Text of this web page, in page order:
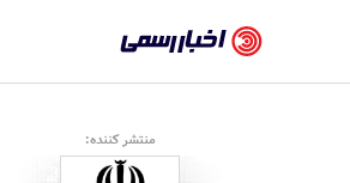
رسمی
-
اخبار
منتشر کننده: